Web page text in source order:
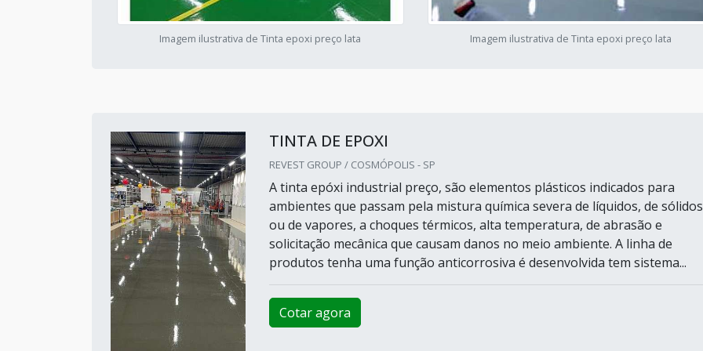
Imagem ilustrativa de Tinta epoxi preço lata Imagem ilustrativa de Tinta epoxi preço lata
TINTA DE EPOXI
REVEST GROUP / COSMÓPOLIS - SP
A tinta epóxi industrial preço, são elementos plásticos indicados para
ambientes que passam pela mistura química severa de líquidos, de sólidos
ou de vapores, a choques térmicos, alta temperatura, de abrasão e
solicitação mecânica que causam danos no meio ambiente. A linha de
produtos tenha uma função anticorrosiva é desenvolvida tem sistema...
Cotar agora